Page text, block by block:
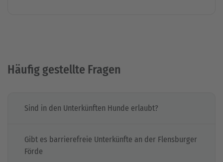
Häufig gestellte Fragen
Sind in den Unterkünften Hunde erlaubt?
Gibt es barrierefreie Unterkünfte an der Flensburger
Förde